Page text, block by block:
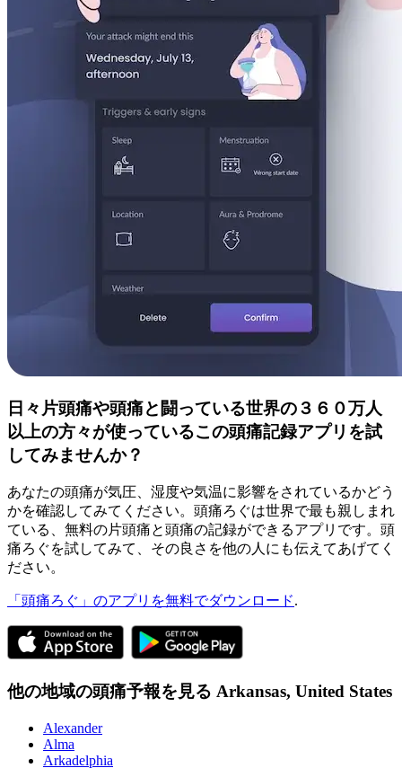
日々片頭痛や頭痛と闘っている世界の３６０万人
以上の方々が使っているこの頭痛記録アプリを試
してみませんか？
あなたの頭痛が気圧、湿度や気温に影響をされているかどう
かを確認してみてください。頭痛ろぐは世界で最も親しまれ
ている、無料の片頭痛と頭痛の記録ができるアプリです。頭
痛ろぐを試してみて、その良さを他の人にも伝えてあげてく
ださい。
「頭痛ろぐ」のアプリを無料でダウンロード.
他の地域の頭痛予報を見る Arkansas, United States
Alexander
Alma
Arkadelphia